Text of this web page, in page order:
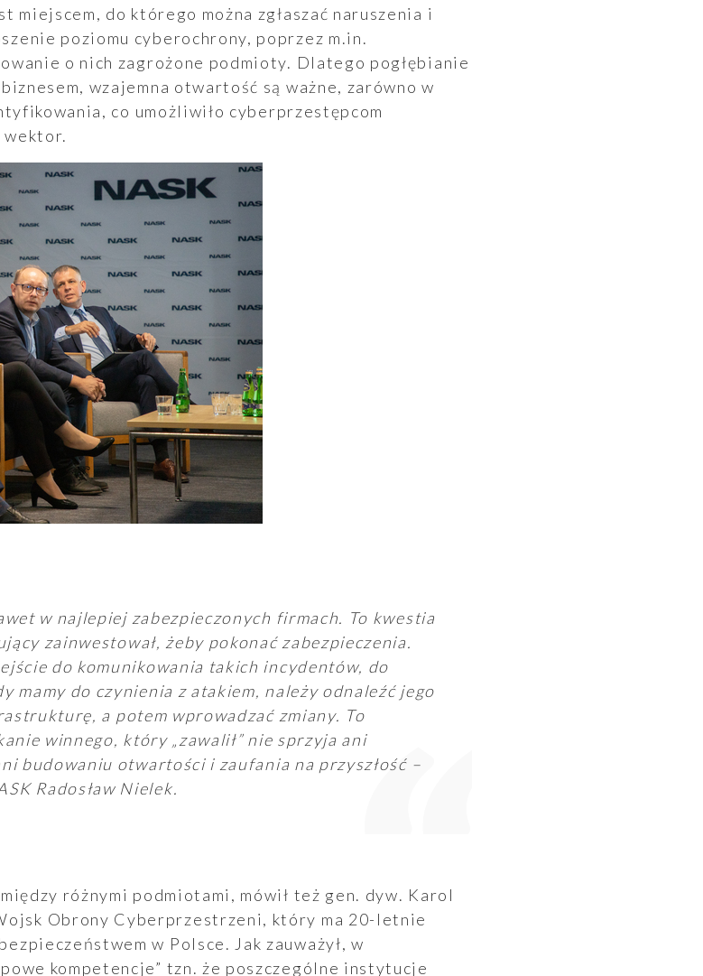
miejscem, do którego można zgłaszać naruszenia i
poziomu cyberochrony, poprzez m.in.
o nich zagrożone podmioty. Dlatego pogłębianie
wzajemna otwartość są ważne, zarówno w
co umożliwiło cyberprzestępcom
wektor.
w najlepiej zabezpieczonych firmach. To kwestia
zainwestował, żeby pokonać zabezpieczenia.
do komunikowania takich incydentów, do
mamy do czynienia z atakiem, należy odnaleźć jego
a potem wprowadzać zmiany. To
winnego, który „zawalił” nie sprzyja ani
budowaniu otwartości i zaufania na przyszłość –
Radosław Nielek.
różnymi podmiotami, mówił też gen. dyw. Karol
Obrony Cyberprzestrzeni, który ma 20-letnie
w Polsce. Jak zauważył, w
kompetencje” tzn. że poszczególne instytucje